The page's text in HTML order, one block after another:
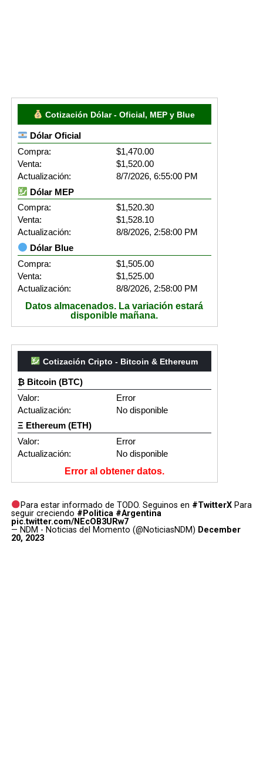
Cotización Dólar - Oficial, MEP y Blue
Dólar Oficial
Compra:
$1,470.00
Venta:
$1,520.00
Actualización:
8/7/2026, 6:55:00 PM
Dólar MEP
Compra:
$1,520.30
Venta:
$1,528.10
Actualización:
8/8/2026, 2:58:00 PM
Dólar Blue
Compra:
$1,505.00
Venta:
$1,525.00
Actualización:
8/8/2026, 2:58:00 PM
Datos almacenados. La variación estará
disponible mañana.
Cotización Cripto - Bitcoin & Ethereum
₿ Bitcoin (BTC)
Valor:
Error
Actualización:
No disponible
Ξ Ethereum (ETH)
Valor:
Error
Actualización:
No disponible
Error al obtener datos.
Para estar informado de TODO. Seguinos en #TwitterX Para
seguir creciendo #Politica #Argentina
pic.twitter.com/NEcOB3URw7
— NDM - Noticias del Momento (@NoticiasNDM) December
20, 2023